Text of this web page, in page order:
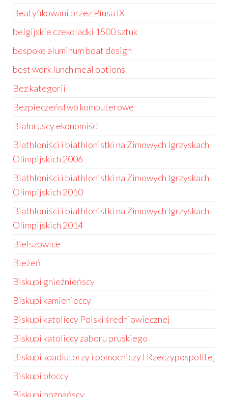
Beatyfikowani przez Piusa IX
belgijskie czekoladki 1500 sztuk
bespoke aluminum boat design
best work lunch meal options
Bez kategorii
Bezpieczeństwo komputerowe
Białoruscy ekonomiści
Biathloniści i biathlonistki na Zimowych Igrzyskach
Olimpijskich 2006
Biathloniści i biathlonistki na Zimowych Igrzyskach
Olimpijskich 2010
Biathloniści i biathlonistki na Zimowych Igrzyskach
Olimpijskich 2014
Bielszowice
Bieżeń
Biskupi gnieźnieńscy
Biskupi kamienieccy
Biskupi katoliccy Polski średniowiecznej
Biskupi katoliccy zaboru pruskiego
Biskupi koadiutorzy i pomocniczy I Rzeczypospolitej
Biskupi płoccy
Biskupi poznańscy